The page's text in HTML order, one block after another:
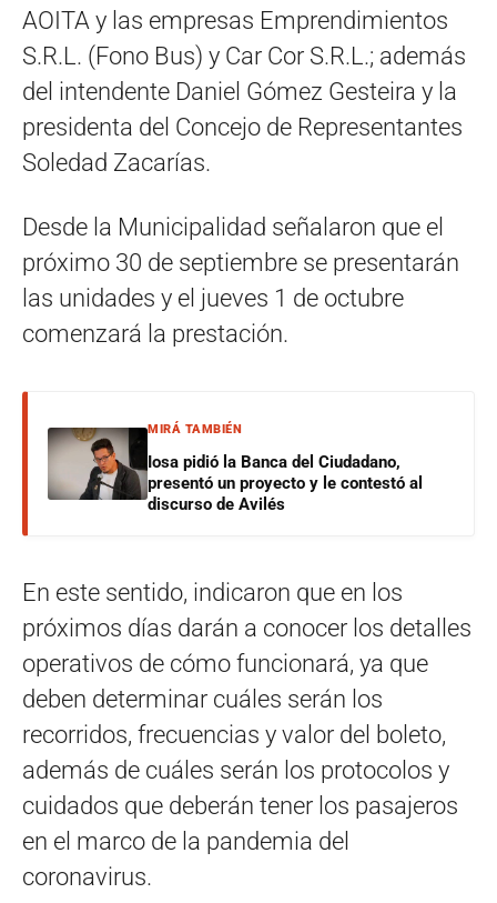
AOITA y las empresas Emprendimientos
S.R.L. (Fono Bus) y Car Cor S.R.L.; además
del intendente Daniel Gómez Gesteira y la
presidenta del Concejo de Representantes
Soledad Zacarías.
Desde la Municipalidad señalaron que el
próximo 30 de septiembre se presentarán
las unidades y el jueves 1 de octubre
comenzará la prestación.
MIRÁ TAMBIÉN
Iosa pidió la Banca del Ciudadano,
presentó un proyecto y le contestó al
discurso de Avilés
En este sentido, indicaron que en los
próximos días darán a conocer los detalles
operativos de cómo funcionará, ya que
deben determinar cuáles serán los
recorridos, frecuencias y valor del boleto,
además de cuáles serán los protocolos y
cuidados que deberán tener los pasajeros
en el marco de la pandemia del
coronavirus.